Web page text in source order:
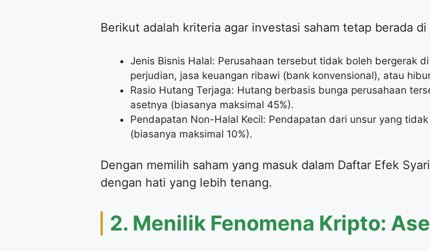
Berikut adalah kriteria agar investasi saham tetap berada di
Jenis Bisnis Halal: Perusahaan tersebut tidak boleh bergerak
perjudian, jasa keuangan ribawi (bank konvensional), atau
Rasio Hutang Terjaga: Hutang berbasis bunga perusahaan
asetnya (biasanya maksimal 45%).
Pendapatan Non-Halal Kecil: Pendapatan dari unsur yang
(biasanya maksimal 10%).
Dengan memilih saham yang masuk dalam Daftar Efek
dengan hati yang lebih tenang.
2. Menilik Fenomena Kripto: